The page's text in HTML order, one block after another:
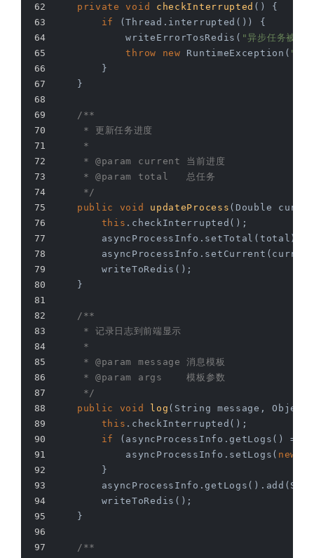
private
void checkInterrupted ()
{
if
(Thread.interrupted()) {
            writeErrorTosRedis(
"异步任务被终
throw
new RuntimeException( "异
        }
    }
/**
     * 更新任务进度
     *
     *
@param
current 当前进度
     *
@param
total   总任务
     */
public
void updateProcess (Double
this .checkInterrupted();
        asyncProcessInfo.setTotal(total);
        writeToRedis();
    }
/**
     * 记录日志到前端显示
     *
     *
@param
message 消息模板
     *
@param
args    模板参数
     */
public
void log (String message,
this .checkInterrupted();
if
(asyncProcessInfo.getLogs() ==
            asyncProcessInfo.setLogs(
new
        }
        writeToRedis();
    }
/**